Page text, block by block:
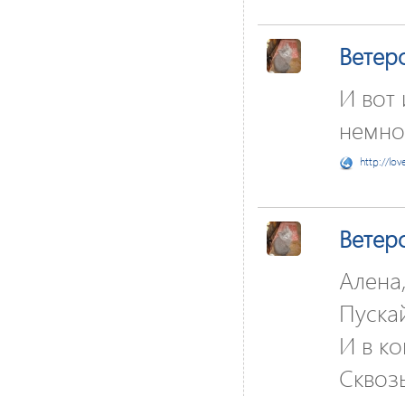
И вот
http://
И в